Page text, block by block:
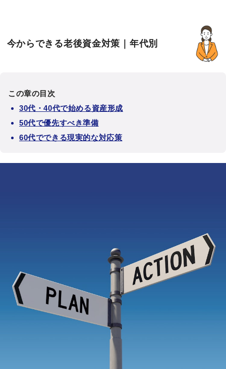
今からできる老後資金対策｜年代別
この章の目次
30代・40代で始める資産形成
50代で優先すべき準備
60代でできる現実的な対応策